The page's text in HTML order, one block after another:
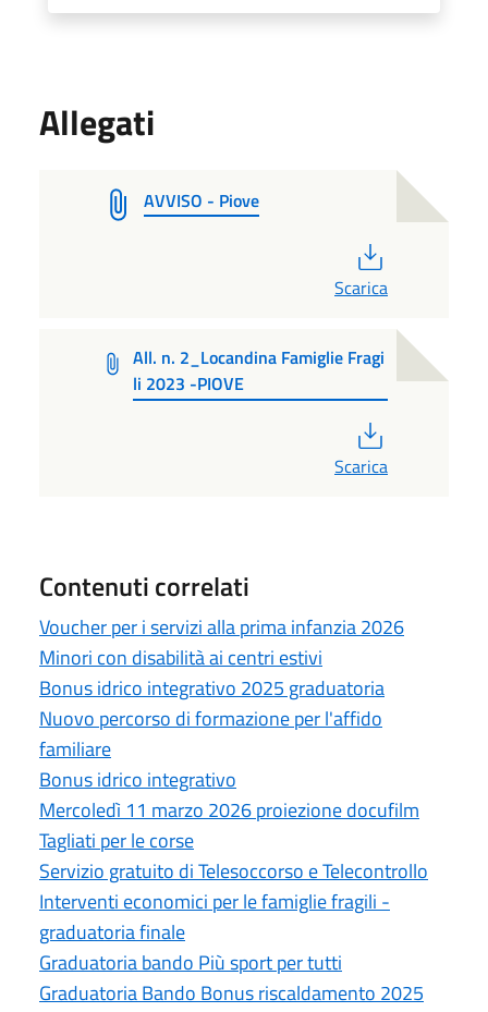
Allegati
AVVISO - Piove
Scarica
All. n. 2_Locandina Famiglie Fragi
li 2023 -PIOVE
Scarica
Contenuti correlati
Voucher per i servizi alla prima infanzia 2026
Minori con disabilità ai centri estivi
Bonus idrico integrativo 2025 graduatoria
Nuovo percorso di formazione per l'affido
familiare
Bonus idrico integrativo
Mercoledì 11 marzo 2026 proiezione docufilm
Tagliati per le corse
Servizio gratuito di Telesoccorso e Telecontrollo
Interventi economici per le famiglie fragili -
graduatoria finale
Graduatoria bando Più sport per tutti
Graduatoria Bando Bonus riscaldamento 2025